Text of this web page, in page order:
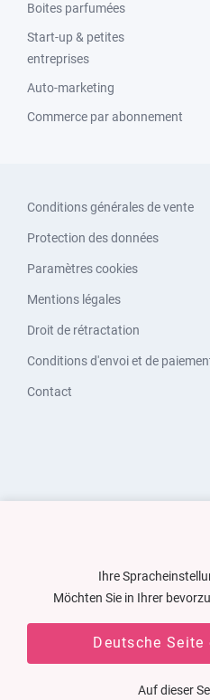
Boites parfumées
Start-up & petites
entreprises
Auto-marketing
Commerce par abonnement
Conditions générales de vente
Protection des données
Paramètres cookies
Mentions légales
Droit de rétractation
Conditions d'envoi et de
Contact
Ihre
Möchten Sie in Ihrer
Deutsche Seite
Auf dieser